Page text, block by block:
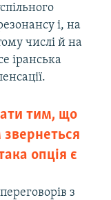
і, на
числі й на
іранська
тим, що
опція є
з